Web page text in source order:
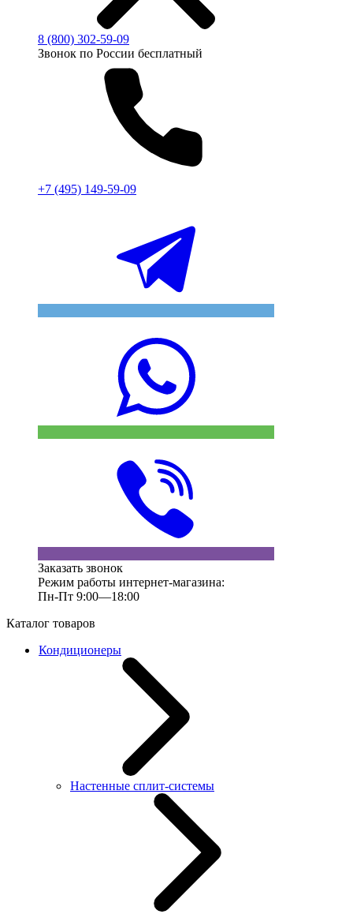
8 (800) 302-59-09
Звонок по России бесплатный
+7 (495) 149-59-09
Заказать звонок
Режим работы интернет-магазина:
Пн-Пт 9:00—18:00
Каталог товаров
Кондиционеры
Настенные сплит-системы